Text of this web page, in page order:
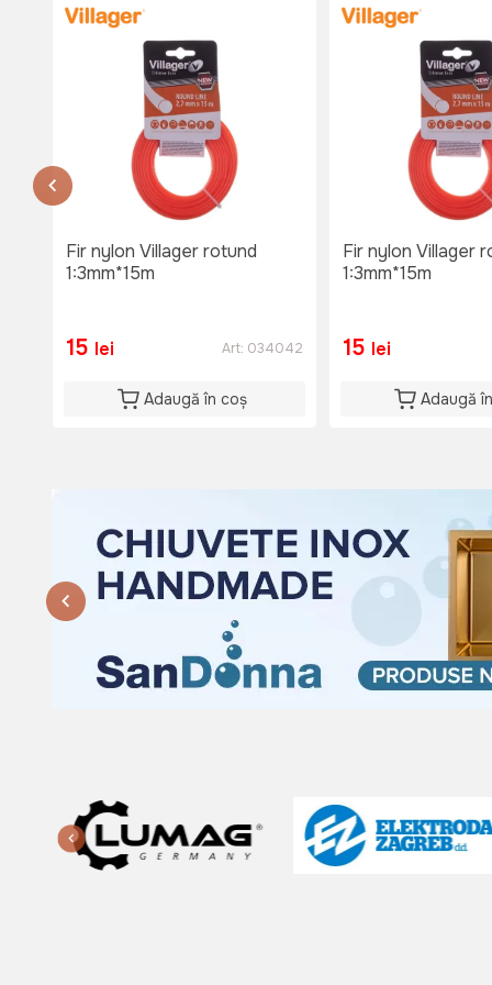
Lu-Vi: 08:00-18:30
Sî: 08:00-17:00
Du: 08:00-15:00
or.Causeni , str. 31 August 1
str. 31 August 1
тел. 060653777
Disponibil
Lu-Vi: 08:00-18:00
Si: 08:00 - 15:00
Du: 08:00 - 15:00
Fir nylon Villager rotund
1:3mm*15m
15 lei Art: 034042
Adaugă în coș
Fir nylon Villager
1:3mm*15m
15 lei
Adaugă